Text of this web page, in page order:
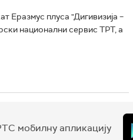
Еразмус плуса "Дигивизија –
национални сервис ТРТ, а
мобилну апликацију